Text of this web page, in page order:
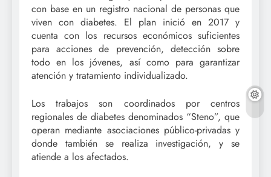
con base en un registro nacional de personas que
viven con diabetes. El plan inició en 2017 y
cuenta con los recursos económicos suficientes
para acciones de prevención, detección sobre
todo en los jóvenes, así como para garantizar
atención y tratamiento individualizado.
Los trabajos son coordinados por centros
regionales de diabetes denominados “Steno”, que
operan mediante asociaciones público-privadas y
donde también se realiza investigación, y se
atiende a los afectados.